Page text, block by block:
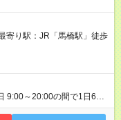
採用時と同じです。
寄り駅：JR「馬橋駅」徒歩
9:00～20:00の間で1日6～
曜日応相談 ☆未経験・無